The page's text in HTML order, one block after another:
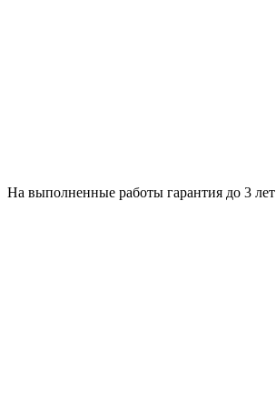
На выполненные работы гарантия до 3 лет